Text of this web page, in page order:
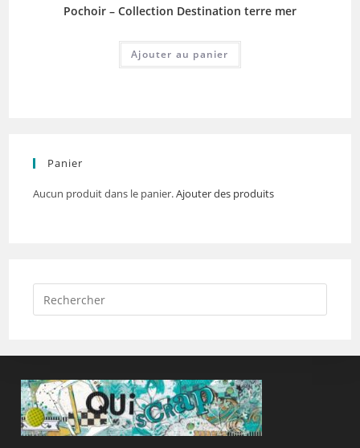
Pochoir – Collection Destination terre mer
Ajouter au panier
Panier
Aucun produit dans le panier.Ajouter des produits